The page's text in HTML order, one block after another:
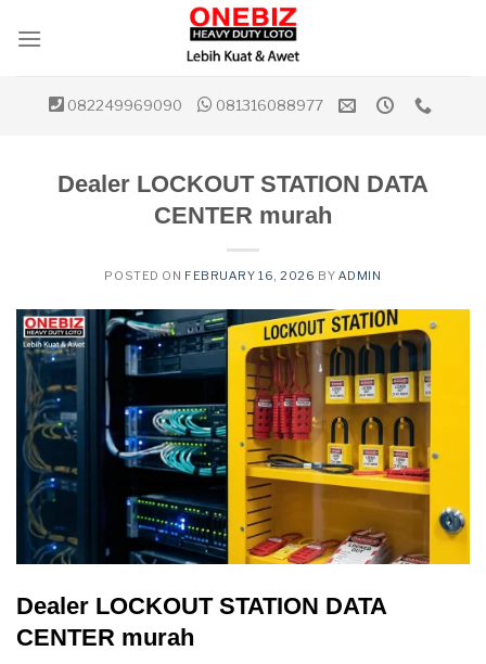
082249969090 081316088977
Dealer LOCKOUT STATION DATA
CENTER murah
POSTED ON FEBRUARY 16, 2026 BY ADMIN
Dealer LOCKOUT STATION DATA
CENTER murah